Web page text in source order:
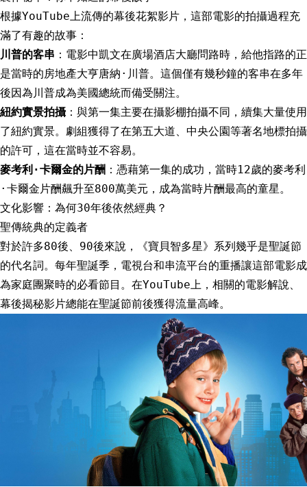
根據YouTube上流傳的幕後花絮影片，這部電影的拍攝過程充
滿了有趣的故事：
川普的客串 ：電影中凱文在廣場酒店大廳問路時，給他指路的正
是當時的房地產大亨唐納·川普。這個僅有幾秒鐘的客串在多年
後因為川普成為美國總統而備受關注。
紐約實景拍攝：與第一集主要在攝影棚拍攝不同，續集大量使用
了紐約實景。劇組獲得了在第五大道、中央公園等著名地標拍攝
的許可，這在當時並不容易。
麥考利·卡爾金的片酬 ：憑藉第一集的成功，當時12歲的麥考利
·卡爾金片酬飆升至800萬美元，成為當時片酬最高的童星。
文化影響：為何30年後依然經典？
聖傳統典的定義者
對於許多80後、90後來說，《寶貝智多星》系列幾乎是聖誕節
的代名詞。每年聖誕季，電視台和串流平台的重播讓這部電影成
為家庭團聚時的必看節目。在YouTube上，相關的電影解說、
幕後揭秘影片總能在聖誕節前後獲得流量高峰。